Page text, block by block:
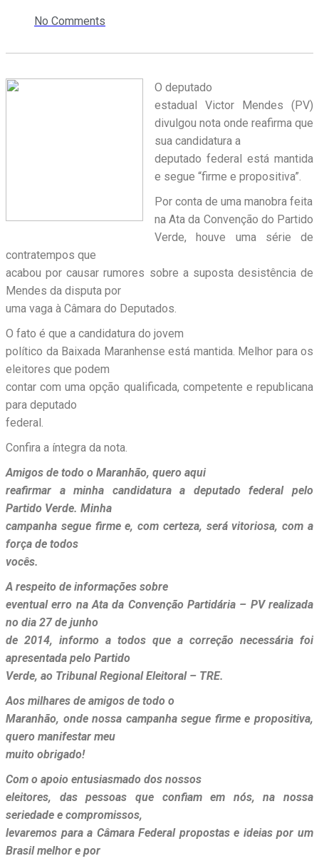
No Comments
O deputado
estadual Victor Mendes (PV)
divulgou nota onde reafirma que
sua candidatura a
deputado federal está mantida
e segue “firme e propositiva”.
Por conta de uma manobra feita
na Ata da Convenção do Partido
Verde, houve uma série de
contratempos que
acabou por causar rumores sobre a suposta desistência de
Mendes da disputa por
uma vaga à Câmara do Deputados.
O fato é que a candidatura do jovem
político da Baixada Maranhense está mantida. Melhor para os
eleitores que podem
contar com uma opção qualificada, competente e republicana
para deputado
federal.
Confira a íntegra da nota.
Amigos de todo o Maranhão, quero aqui
reafirmar a minha candidatura a deputado federal pelo
Partido Verde. Minha
campanha segue firme e, com certeza, será vitoriosa, com a
força de todos
vocês.
A respeito de informações sobre
eventual erro na Ata da Convenção Partidária – PV realizada
no dia 27 de junho
de 2014, informo a todos que a correção necessária foi
apresentada pelo Partido
Verde, ao Tribunal Regional Eleitoral – TRE.
Aos milhares de amigos de todo o
Maranhão, onde nossa campanha segue firme e propositiva,
quero manifestar meu
muito obrigado!
Com o apoio entusiasmado dos nossos
eleitores, das pessoas que confiam em nós, na nossa
seriedade e compromissos,
levaremos para a Câmara Federal propostas e ideias por um
Brasil melhor e por